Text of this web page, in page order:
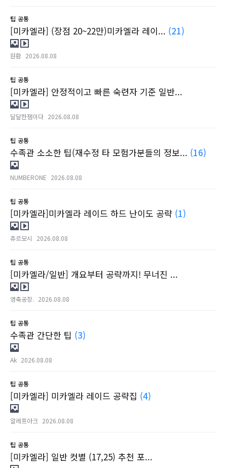
팁 공통
[미카엘라] (장점 20~22만)미카엘라 레이... (21)
원환 2026.08.08
팁 공통
[미카엘라] 안정적이고 빠른 숙련자 기준 일반...
달달한잼이다 2026.08.08
팁 공통
수족관 소소한 팁(재수정 타 모험가분들의 정보... (16)
NUMBERONE 2026.08.08
팁 공통
[미카엘라]미카엘라 레이드 하드 난이도 공략 (1)
츄르모시 2026.08.08
팁 공통
[미카엘라/일반] 개요부터 공략까지! 무너진 ...
영축공장. 2026.08.08
팁 공통
수족관 간단한 팁 (3)
Ak 2026.08.08
팁 공통
[미카엘라] 미카엘라 레이드 공략집 (4)
알레프아크 2026.08.08
팁 공통
[미카엘라] 일반 컷별 (17,25) 추천 포...